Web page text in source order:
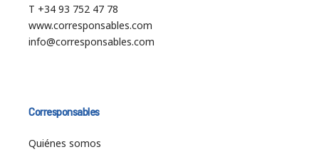
T +34 93 752 47 78
www.corresponsables.com
info@corresponsables.com
Corresponsables
Quiénes somos